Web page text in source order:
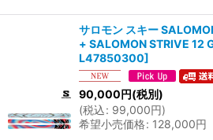
サロモン スキー
+ SALOMON STRIVE 12
L47850300]
90,000円(税別)
(税込: 99,000円)
希望小売価格: 128,000円